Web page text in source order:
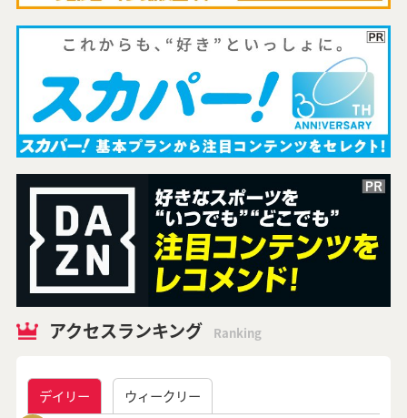
アクセスランキング Ranking
デイリー ウィークリー